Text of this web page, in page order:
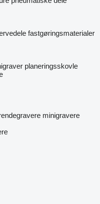
fastgøringsmaterialer
planeringsskovle
minigravere